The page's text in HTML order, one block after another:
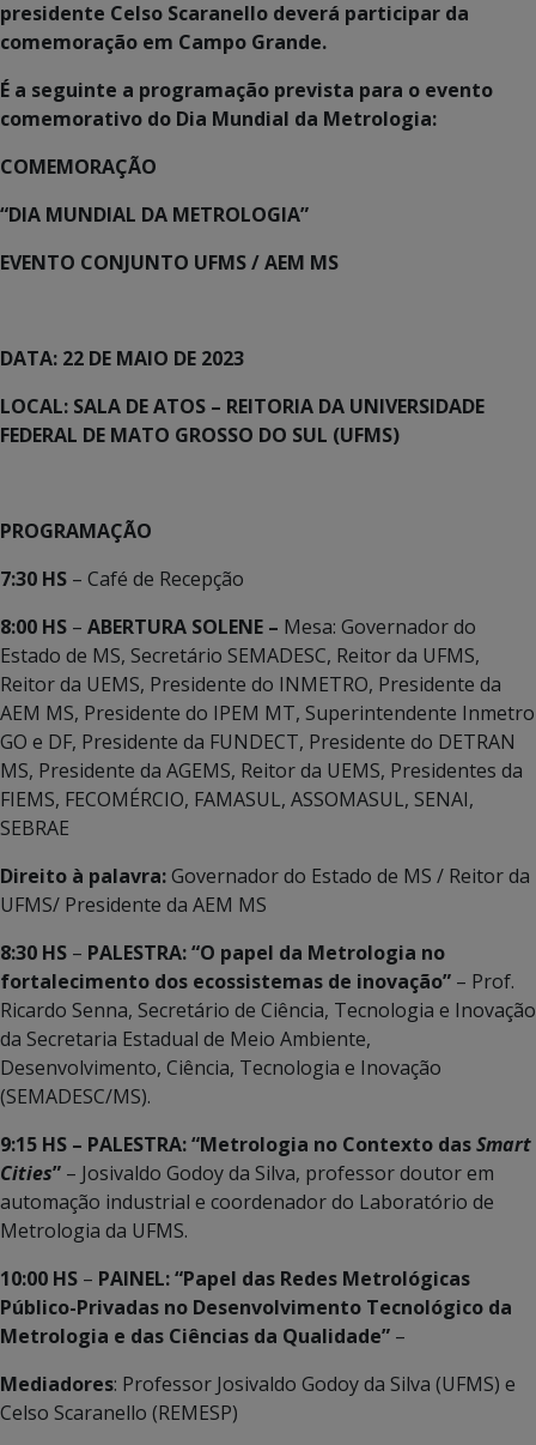
presidente Celso Scaranello deverá participar da
comemoração em Campo Grande.
É a seguinte a programação prevista para o evento
comemorativo do Dia Mundial da Metrologia:
COMEMORAÇÃO
“DIA MUNDIAL DA METROLOGIA”
EVENTO CONJUNTO UFMS / AEM MS
DATA: 22 DE MAIO DE 2023
LOCAL: SALA DE ATOS – REITORIA DA UNIVERSIDADE
FEDERAL DE MATO GROSSO DO SUL (UFMS)
PROGRAMAÇÃO
7:30 HS – Café de Recepção
8:00 HS – ABERTURA SOLENE – Mesa: Governador do
Estado de MS, Secretário SEMADESC, Reitor da UFMS,
Reitor da UEMS, Presidente do INMETRO, Presidente da
AEM MS, Presidente do IPEM MT, Superintendente Inmetro
GO e DF, Presidente da FUNDECT, Presidente do DETRAN
MS, Presidente da AGEMS, Reitor da UEMS, Presidentes da
FIEMS, FECOMÉRCIO, FAMASUL, ASSOMASUL, SENAI,
SEBRAE
Direito à palavra:Governador do Estado de MS / Reitor da
UFMS/ Presidente da AEM MS
8:30 HS – PALESTRA: “O papel da Metrologia no
fortalecimento dos ecossistemas de inovação” – Prof.
Ricardo Senna, Secretário de Ciência, Tecnologia e Inovação
da Secretaria Estadual de Meio Ambiente,
Desenvolvimento, Ciência, Tecnologia e Inovação
(SEMADESC/MS).
9:15 HS – PALESTRA: “Metrologia no Contexto dasSmart
Cities” – Josivaldo Godoy da Silva, professor doutor em
automação industrial e coordenador do Laboratório de
Metrologia da UFMS.
10:00 HS – PAINEL: “Papel das Redes Metrológicas
Público-Privadas no Desenvolvimento Tecnológico da
Metrologia e das Ciências da Qualidade” –
Mediadores: Professor Josivaldo Godoy da Silva (UFMS) e
Celso Scaranello (REMESP)